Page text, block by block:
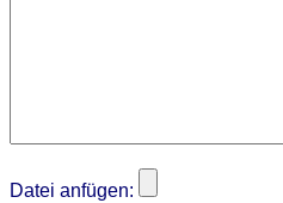
Datei anfügen: